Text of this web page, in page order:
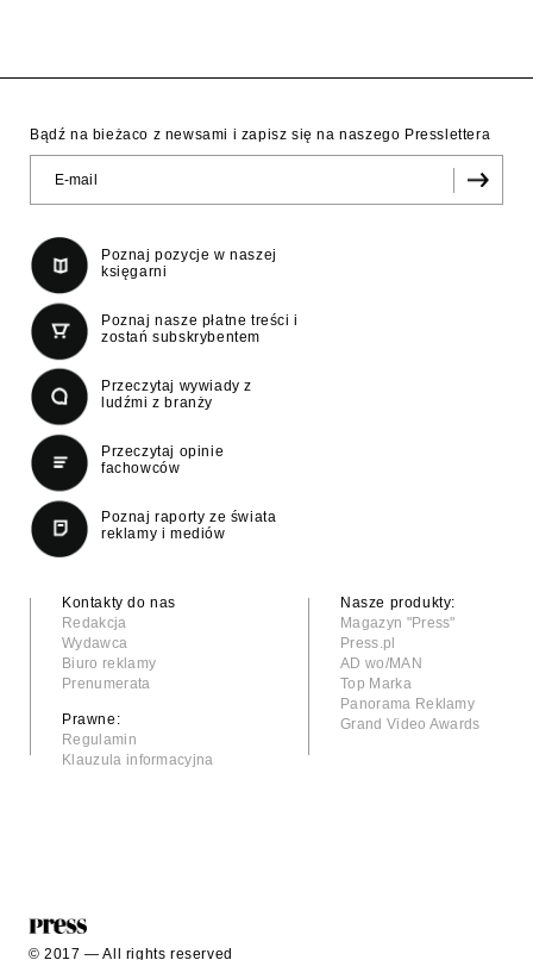
Bądź na bieżaco z newsami i zapisz się na naszego Presslettera
Poznaj pozycje w naszej
księgarni
Poznaj nasze płatne treści i
zostań subskrybentem
Przeczytaj wywiady z
ludźmi z branży
Przeczytaj opinie
fachowców
Poznaj raporty ze świata
reklamy i mediów
Kontakty do nas
Redakcja
Wydawca
Biuro reklamy
Prenumerata
Prawne:
Regulamin
Klauzula informacyjna
Nasze produkty:
Magazyn "Press"
Press.pl
AD wo/MAN
Top Marka
Panorama Reklamy
Grand Video Awards
© 2017 — All rights reserved